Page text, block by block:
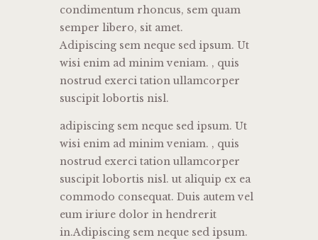
condimentum rhoncus, sem quam
semper libero, sit amet.
Adipiscing sem neque sed ipsum. Ut
wisi enim ad minim veniam. , quis
nostrud exerci tation ullamcorper
suscipit lobortis nisl.
adipiscing sem neque sed ipsum. Ut
wisi enim ad minim veniam. , quis
nostrud exerci tation ullamcorper
suscipit lobortis nisl. ut aliquip ex ea
commodo consequat. Duis autem vel
eum iriure dolor in hendrerit
in.Adipiscing sem neque sed ipsum.